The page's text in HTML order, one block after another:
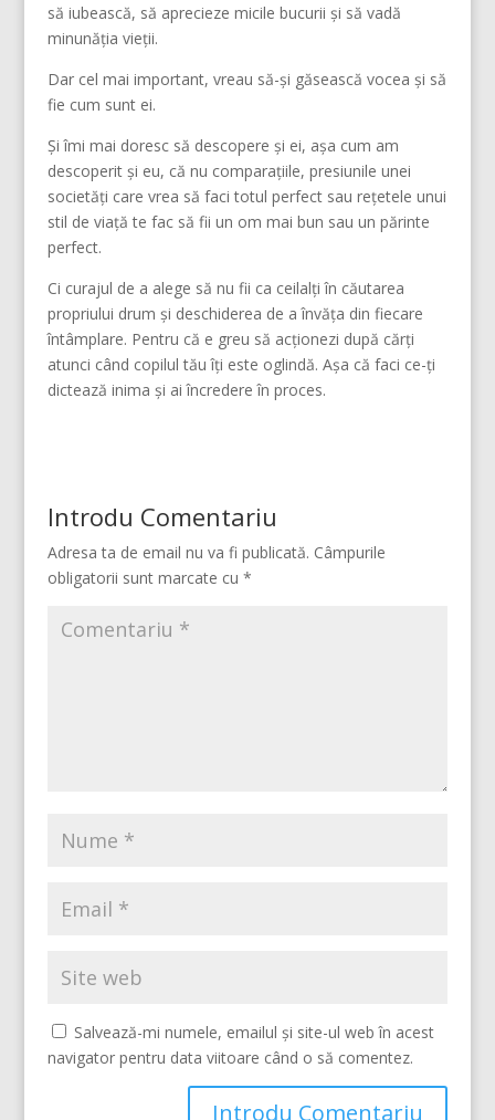
să iubească, să aprecieze micile bucurii și să vadă
minunăția vieții.
Dar cel mai important, vreau să-și găsească vocea și să
fie cum sunt ei.
Și îmi mai doresc să descopere și ei, așa cum am
descoperit și eu, că nu comparațiile, presiunile unei
societăți care vrea să faci totul perfect sau rețetele unui
stil de viață te fac să fii un om mai bun sau un părinte
perfect.
Ci curajul de a alege să nu fii ca ceilalți în căutarea
propriului drum și deschiderea de a învăța din fiecare
întâmplare. Pentru că e greu să acționezi după cărți
atunci când copilul tău îți este oglindă. Așa că faci ce-ți
dictează inima și ai încredere în proces.
Introdu Comentariu
Adresa ta de email nu va fi publicată. Câmpurile
obligatorii sunt marcate cu *
Salvează-mi numele, emailul și site-ul web în acest
navigator pentru data viitoare când o să comentez.